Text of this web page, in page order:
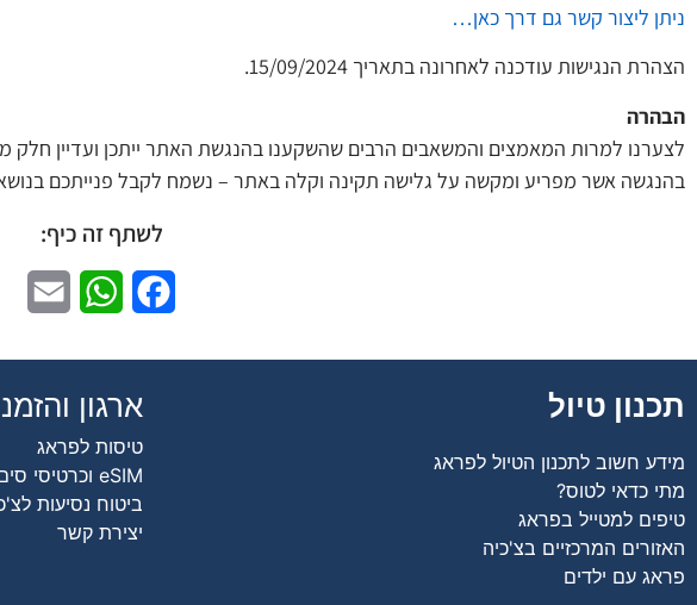
ניתן ליצור קשר גם דרך כאן…
הצהרת הנגישות עודכנה לאחרונה בתאריך 15/09/2024.
הבהרה
לצערנו למרות המאמצים והמשאבים הרבים שהשקענו בהנגשת האתר ייתכן ועדיין
בהנגשה אשר מפריע ומקשה על גלישה תקינה וקלה באתר – נשמח לקבל פנייתכם
לשתף זה כיף:
Facebook
WhatsApp
תכנון טיול
מידע חשוב לתכנון הטיול לפראג
מתי כדאי לטוס?
טיפים למטייל בפראג
האזורים המרכזיים בצ'כיה
פראג עם ילדים
ארגון
טיסות לפראג
eSIM וכרטיסי סים לצ'כיה
ביטוח נסיעות
יצירת קשר